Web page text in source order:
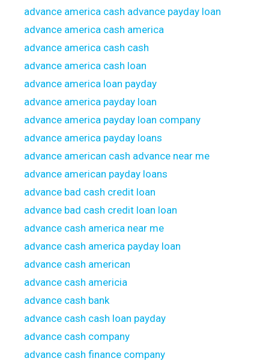
advance america cash advance payday loan
advance america cash america
advance america cash cash
advance america cash loan
advance america loan payday
advance america payday loan
advance america payday loan company
advance america payday loans
advance american cash advance near me
advance american payday loans
advance bad cash credit loan
advance bad cash credit loan loan
advance cash america near me
advance cash america payday loan
advance cash american
advance cash americia
advance cash bank
advance cash cash loan payday
advance cash company
advance cash finance company